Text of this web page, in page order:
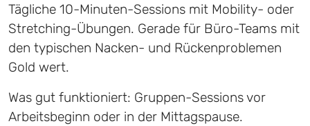
Tägliche 10-Minuten-Sessions mit Mobility- oder
Stretching-Übungen. Gerade für Büro-Teams mit
den typischen Nacken- und Rückenproblemen
Gold wert.
Was gut funktioniert: Gruppen-Sessions vor
Arbeitsbeginn oder in der Mittagspause.